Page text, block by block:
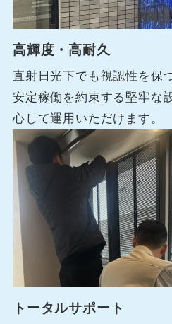
高輝度・高耐久
直射日光下でも視認性を保
安定稼働を約束する堅牢な
心して運用いただけます。
トータルサポート